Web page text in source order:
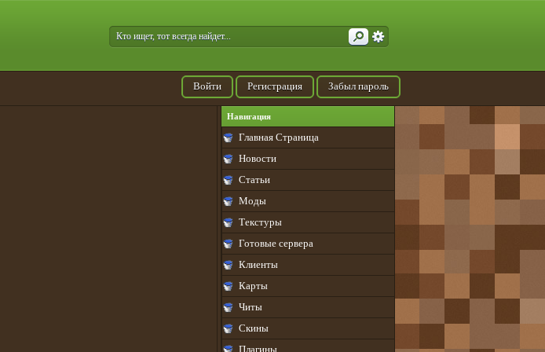
Войти Регистрация Забыл пароль
Навигация
Главная Страница
Новости
Статьи
Моды
Текстуры
Готовые сервера
Клиенты
Карты
Читы
Скины
Плагины